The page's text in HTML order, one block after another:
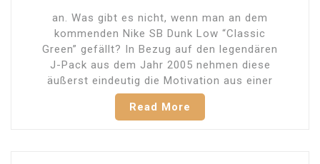
an. Was gibt es nicht, wenn man an dem
kommenden Nike SB Dunk Low “Classic
Green” gefällt? In Bezug auf den legendären
J-Pack aus dem Jahr 2005 nehmen diese
äußerst eindeutig die Motivation aus einer
Read More